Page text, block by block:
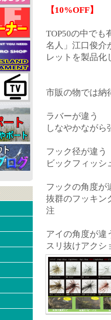
【10%OFF】
TOP50の中でも
名人」江口俊介
レットを製品化
市販の物では納
ラバーが違う
しなやかなが
フック径が違う
ビックフィッシ
フックの角度が
抜群のフッキン
注
アイの角度が違
スリ抜けアクシ